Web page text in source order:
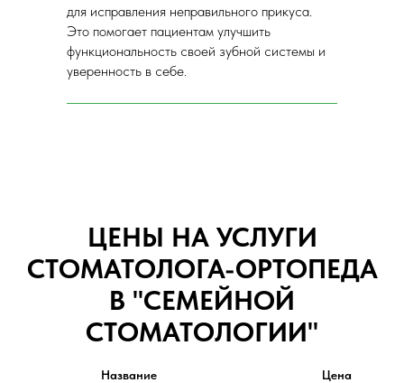
для исправления неправильного прикуса.
Это помогает пациентам улучшить
функциональность своей зубной системы и
уверенность в себе.
ЦЕНЫ НА УСЛУГИ
СТОМАТОЛОГА-ОРТОПЕДА
В "СЕМЕЙНОЙ
СТОМАТОЛОГИИ"
Название Цена